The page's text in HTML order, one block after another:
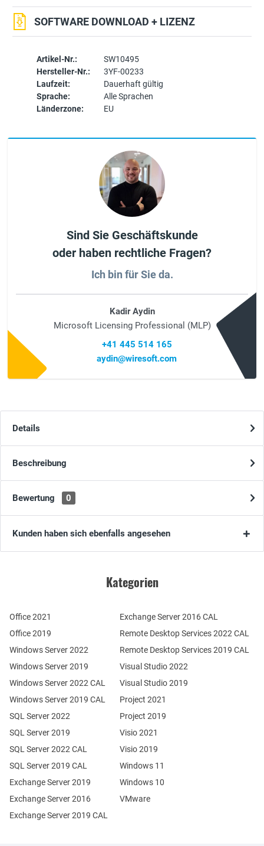
Artikel-Nr.:
SW10495
Hersteller-Nr.:
3YF-00233
Laufzeit:
Dauerhaft gültig
Sprache:
Alle Sprachen
Länderzone:
EU
SOFTWARE DOWNLOAD + LIZENZ
Sind Sie Geschäftskunde
oder haben rechtliche Fragen?
Ich bin für Sie da.
Kadir Aydin
Microsoft Licensing Professional (MLP)
+41 445 514 165
aydin@wiresoft.com
Details
Beschreibung
Bewertung 0
Kunden haben sich ebenfalls angesehen
Kategorien
Office 2021
Office 2019
Windows Server 2022
Windows Server 2019
Exchange Server 2019
Exchange Server 2016
SQL Server 2022
SQL Server 2019
Windows Server 2022 CAL
Windows Server 2019 CAL
SQL Server 2022 CAL
SQL Server 2019 CAL
Remote Desktop Services 2022 CAL
Remote Desktop Services 2019 CAL
Exchange Server 2019 CAL
Exchange Server 2016 CAL
Visual Studio 2022
Visual Studio 2019
Project 2021
Project 2019
Visio 2021
Visio 2019
Windows 11
Windows 10
VMware